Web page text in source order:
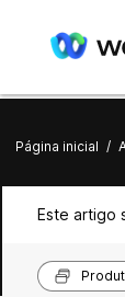
Página inicial /
Este artigo